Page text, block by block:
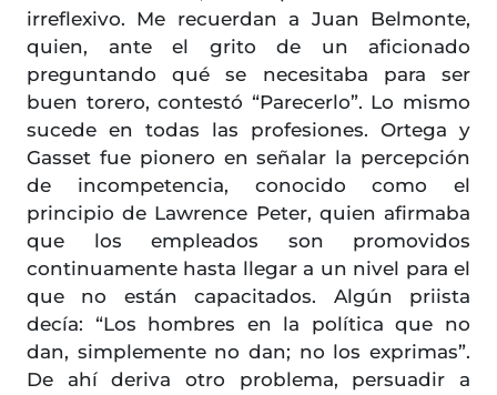
irreflexivo. Me recuerdan a Juan Belmonte,
quien, ante el grito de un aficionado
preguntando qué se necesitaba para ser
buen torero, contestó “Parecerlo”. Lo mismo
sucede en todas las profesiones. Ortega y
Gasset fue pionero en señalar la percepción
de incompetencia, conocido como el
principio de Lawrence Peter, quien afirmaba
que los empleados son promovidos
continuamente hasta llegar a un nivel para el
que no están capacitados. Algún priista
decía: “Los hombres en la política que no
dan, simplemente no dan; no los exprimas”.
De ahí deriva otro problema, persuadir a